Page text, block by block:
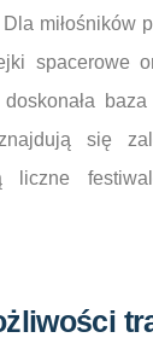
miłośników
spacerowe
się
liczne